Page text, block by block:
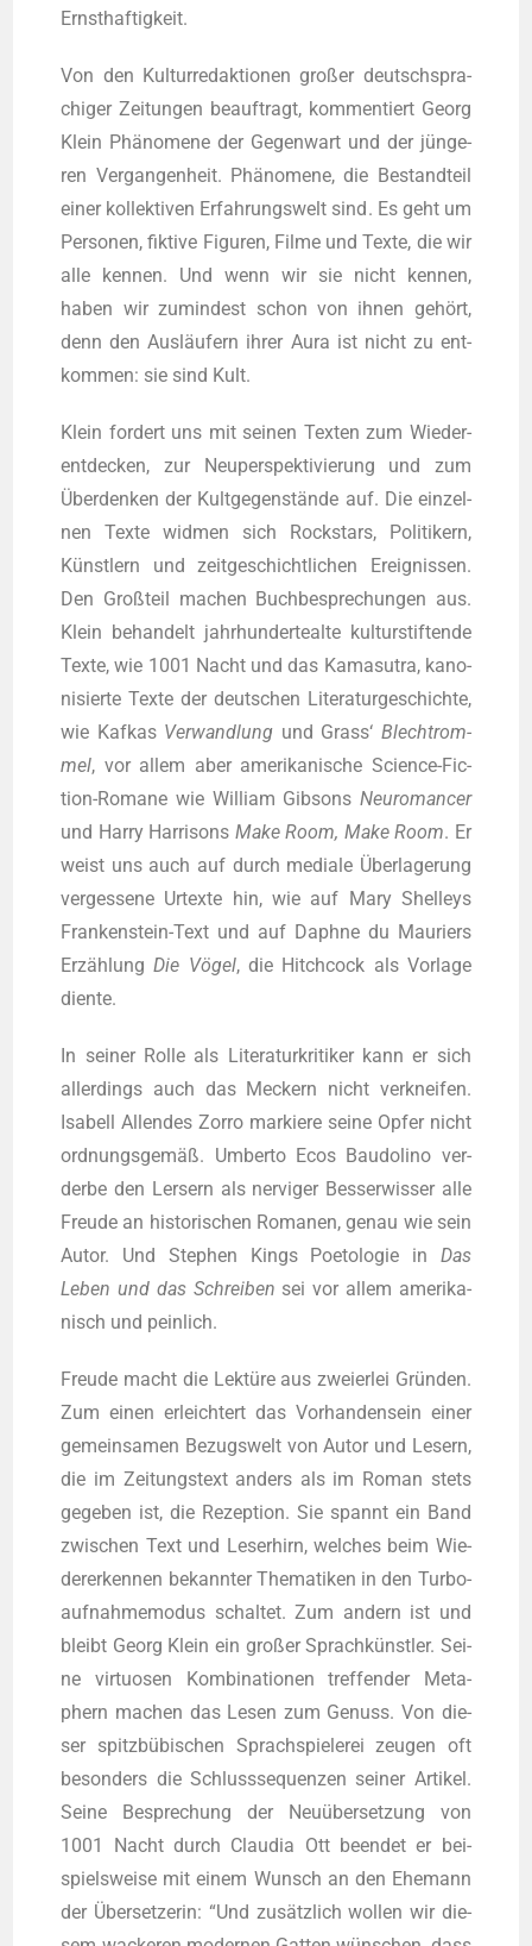
Ernsthaftigkeit.
Von den Kul­tur­re­dak­tio­nen gro­ßer deutsch­spra­
chi­ger Zei­tun­gen beauf­tragt, kom­men­tiert Georg
Klein Phä­no­me­ne der Gegen­wart und der jün­ge­
ren Ver­gan­gen­heit. Phä­no­me­ne, die Bestand­teil
einer kol­lek­ti­ven Erfah­rungs­welt sind. Es geht um
Per­so­nen, fik­ti­ve Figu­ren, Fil­me und Tex­te, die wir
alle ken­nen. Und wenn wir sie nicht ken­nen,
haben wir zumin­dest schon von ihnen gehört,
denn den Aus­läu­fern ihrer Aura ist nicht zu ent­
kom­men: sie sind Kult.
Klein for­dert uns mit sei­nen Tex­ten zum Wie­der­
ent­de­cken, zur Neu­per­spek­ti­vie­rung und zum
Über­den­ken der Kult­ge­gen­stän­de auf. Die ein­zel­
nen Tex­te wid­men sich Rock­stars, Poli­ti­kern,
Künst­lern und zeit­ge­schicht­li­chen Ereig­nis­sen.
Den Groß­teil machen Buch­be­spre­chun­gen aus.
Klein behan­delt jahr­hun­der­te­al­te kul­tur­stif­ten­de
Tex­te, wie 1001 Nacht und das Kama­su­tra, kano­
ni­sier­te Tex­te der deut­schen Lite­ra­tur­ge­schich­te,
wie Kaf­kas Ver­wand­lung und Grass‘ Blech­trom­
mel, vor allem aber ame­ri­ka­ni­sche Sci­ence-Fic­
tion-Roma­ne wie Wil­liam Gib­sons Neu­ro­man­cer
und Har­ry Har­ri­sons Make Room, Make Room. Er
weist uns auch auf durch media­le Über­la­ge­rung
ver­ges­se­ne Urtex­te hin, wie auf Mary Shel­leys
Fran­ken­stein-Text und auf Daph­ne du Mau­riers
Erzäh­lungDie Vögel, die Hitch­cock als Vor­la­ge
diente.
In sei­ner Rol­le als Lite­ra­tur­kri­ti­ker kann er sich
aller­dings auch das Meckern nicht ver­knei­fen.
Isa­bell Allen­des Zor­ro mar­kie­re sei­ne Opfer nicht
ord­nungs­ge­mäß. Umber­to Ecos Bau­do­li­no ver­
der­be den Ler­sern als ner­vi­ger Bes­ser­wis­ser alle
Freu­de an his­to­ri­schen Roma­nen, genau wie sein
Autor. Und Ste­phen Kings Poe­to­lo­gie in Das
Leben und das Schrei­ben sei vor allem ame­ri­ka­
nisch und peinlich.
Freu­de macht die Lek­tü­re aus zwei­er­lei Grün­den.
Zum einen erleich­tert das Vor­han­den­sein einer
gemein­sa­men Bezugs­welt von Autor und Lesern,
die im Zei­tungs­text anders als im Roman stets
gege­ben ist, die Rezep­ti­on. Sie spannt ein Band
zwi­schen Text und Leser­hirn, wel­ches beim Wie­
der­erken­nen bekann­ter The­ma­ti­ken in den Tur­bo­
auf­nah­me­mo­dus schal­tet. Zum andern ist und
bleibt Georg Klein ein gro­ßer Sprach­künst­ler. Sei­
ne vir­tuo­sen Kom­bi­na­tio­nen tref­fen­der Meta­
phern machen das Lesen zum Genuss. Von die­
ser spitz­bü­bi­schen Sprach­spie­le­rei zeu­gen oft
beson­ders die Schluss­se­quen­zen sei­ner Arti­kel.
Sei­ne Bespre­chung der Neu­über­set­zung von
1001 Nacht durch Clau­dia Ott been­det er bei­
spiels­wei­se mit einem Wunsch an den Ehe­mann
der Über­set­ze­rin: “Und zusätz­lich wol­len wir die­